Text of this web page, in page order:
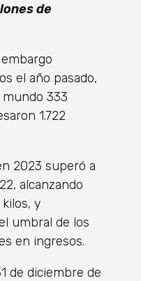
de
el año pasado,
333
1.722
2023 superó a
alcanzando
y
umbral de los
en ingresos.
de diciembre de